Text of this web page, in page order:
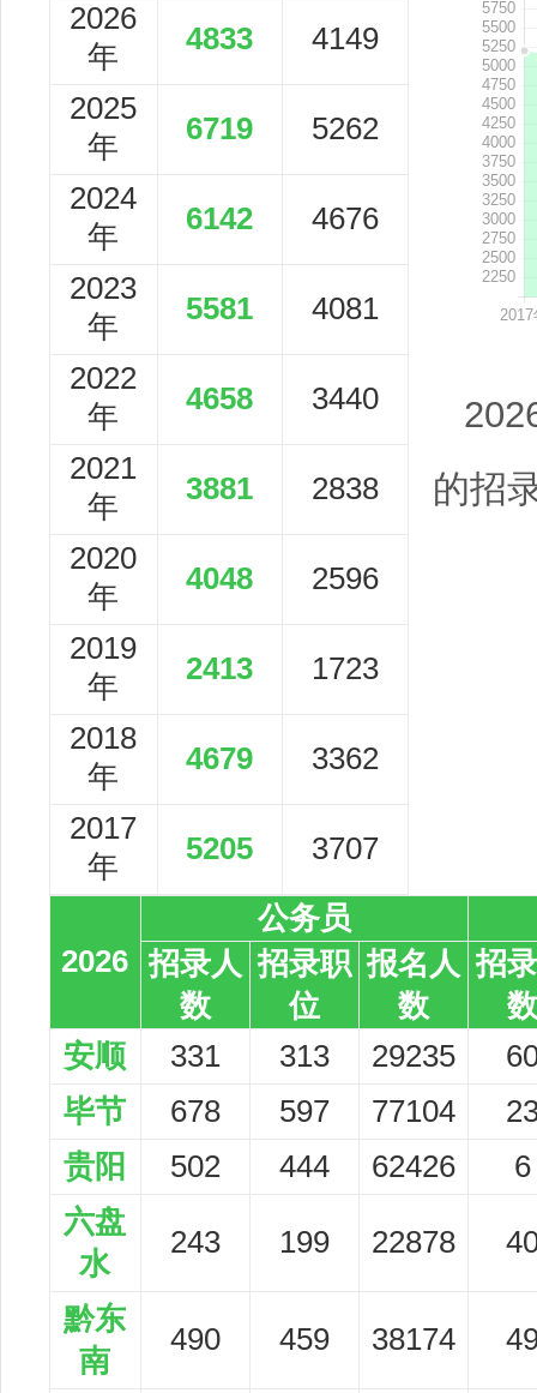
2026
年
4833 4149
2025
年
6719 5262
2024
年
6142 4676
2023
年
5581 4081
2022
年
4658 3440
2021
年
3881 2838
2020
年
4048 2596
2019
年
2413 1723
2018
年
4679 3362
2017
年
5205 3707
的招
2026
公务员
招录人
数
招录职
位
报名人
数
招
数
安顺
331 313 29235
毕节
678 597 77104
贵阳
502 444 62426
6
六盘
水
243 199 22878
黔东
南
490 459 38174